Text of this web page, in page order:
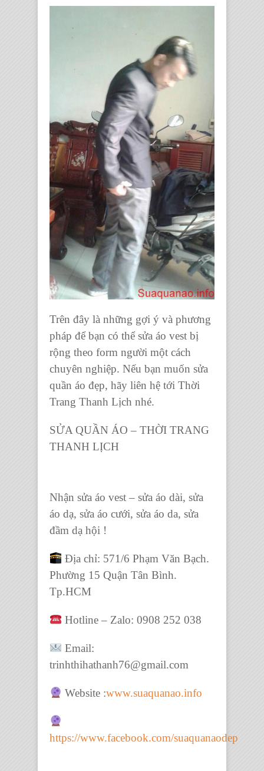
Trên đây là những gợi ý và phương
pháp để bạn có thể sửa áo vest bị
rộng theo form người một cách
chuyên nghiệp. Nếu bạn muốn sửa
quần áo đẹp, hãy liên hệ tới Thời
Trang Thanh Lịch nhé.
SỬA QUẦN ÁO – THỜI TRANG
THANH LỊCH
Nhận sửa áo vest – sửa áo dài, sửa
áo dạ, sửa áo cưới, sửa áo da, sửa
đầm dạ hội !
Địa chỉ: 571/6 Phạm Văn Bạch.
Phường 15 Quận Tân Bình.
Tp.HCM
Hotline – Zalo: 0908 252 038
Email:
trinhthihathanh76@gmail.com
Website :www.suaquanao.info
https://www.facebook.com/suaquanaodep